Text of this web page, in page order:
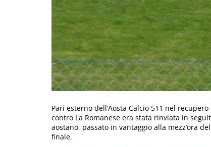
Pari esterno dell’Aosta Calcio 511 nel
contro La Romanese era stata rinviata in
aostano, passato in vantaggio alla mezz’ora
finale.